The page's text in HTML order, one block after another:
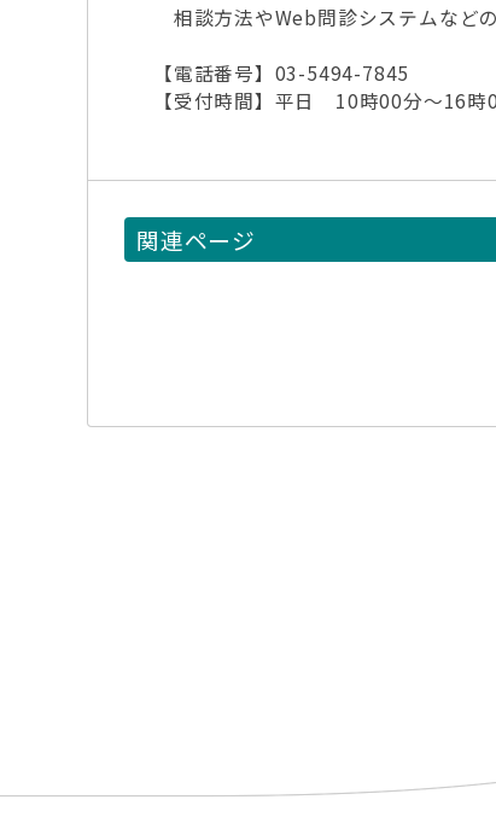
相談方法やWeb問診システムなどの
【電話番号】03-5494-7845
【受付時間】平日 10時00分～16時
関連ページ